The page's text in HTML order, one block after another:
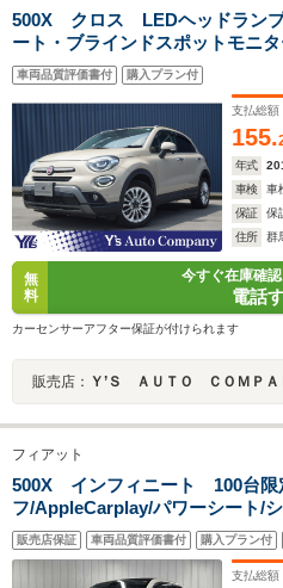
500X クロス LEDヘッドランプ
ート・ブラインドスポットモニ
車両品質評価書付 購入プラン付
支払総額
155.
年式
車検
車
保証
保
住所
群
無
料
今すぐ在庫確
電話
カーセンサーアフター保証が付けられます
販売店： Ｙ’Ｓ ＡＵＴＯ ＣＯＭＰＡ
フィアット
500X インフィニート 100台限
フ/AppleCarplay/パワーシート/
ングストップ/パドルシフト/USB
ブラインドアシスト/バックカメ
ト/スマートキー
販売店保証 車両品質評価書付 購入プラン付
支払総額